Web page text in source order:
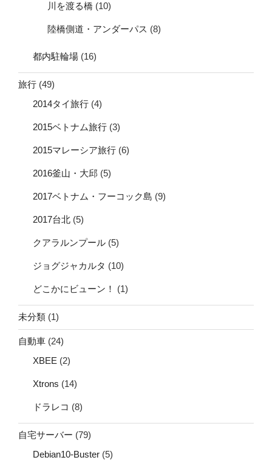
川を渡る橋 (10)
陸橋側道・アンダーパス (8)
都内駐輪場 (16)
旅行 (49)
2014タイ旅行 (4)
2015ベトナム旅行 (3)
2015マレーシア旅行 (6)
2016釜山・大邱 (5)
2017ベトナム・フーコック島 (9)
2017台北 (5)
クアラルンプール (5)
ジョグジャカルタ (10)
どこかにビューン！ (1)
未分類 (1)
自動車 (24)
XBEE (2)
Xtrons (14)
ドラレコ (8)
自宅サーバー (79)
Debian10-Buster (5)